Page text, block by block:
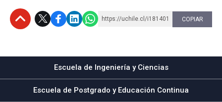
https://uchile.cl/i181401 COPIAR
Escuela de Ingeniería y Ciencias
Escuela de Postgrado y Educación Continua